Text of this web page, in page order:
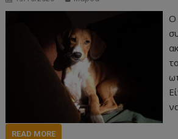
Ο
READ MORE